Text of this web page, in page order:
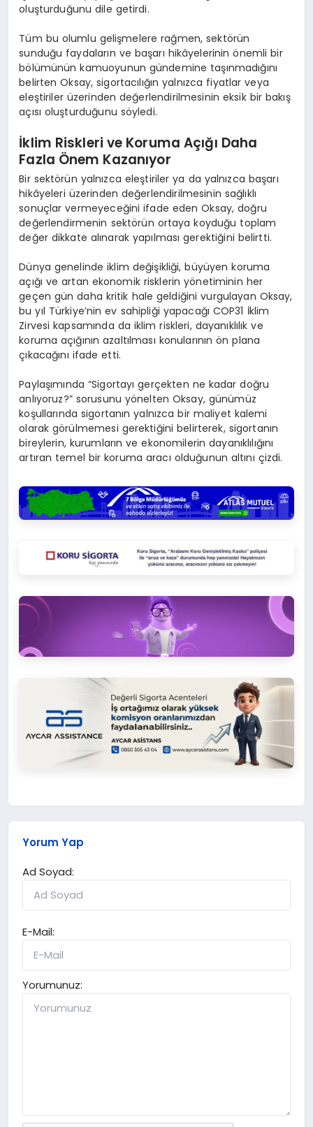
oluşturduğunu dile getirdi.
Tüm bu olumlu gelişmelere rağmen, sektörün
sunduğu faydaların ve başarı hikâyelerinin önemli bir
bölümünün kamuoyunun gündemine taşınmadığını
belirten Oksay, sigortacılığın yalnızca fiyatlar veya
eleştiriler üzerinden değerlendirilmesinin eksik bir bakış
açısı oluşturduğunu söyledi.
İklim Riskleri ve Koruma Açığı Daha
Fazla Önem Kazanıyor
Bir sektörün yalnızca eleştiriler ya da yalnızca başarı
hikâyeleri üzerinden değerlendirilmesinin sağlıklı
sonuçlar vermeyeceğini ifade eden Oksay, doğru
değerlendirmenin sektörün ortaya koyduğu toplam
değer dikkate alınarak yapılması gerektiğini belirtti.
Dünya genelinde iklim değişikliği, büyüyen koruma
açığı ve artan ekonomik risklerin yönetiminin her
geçen gün daha kritik hale geldiğini vurgulayan Oksay,
bu yıl Türkiye’nin ev sahipliği yapacağı COP31 İklim
Zirvesi kapsamında da iklim riskleri, dayanıklılık ve
koruma açığının azaltılması konularının ön plana
çıkacağını ifade etti.
Paylaşımında “Sigortayı gerçekten ne kadar doğru
anlıyoruz?” sorusunu yönelten Oksay, günümüz
koşullarında sigortanın yalnızca bir maliyet kalemi
olarak görülmemesi gerektiğini belirterek, sigortanın
bireylerin, kurumların ve ekonomilerin dayanıklılığını
artıran temel bir koruma aracı olduğunun altını çizdi.
Yorum Yap
Ad Soyad:
E-Mail:
Yorumunuz: